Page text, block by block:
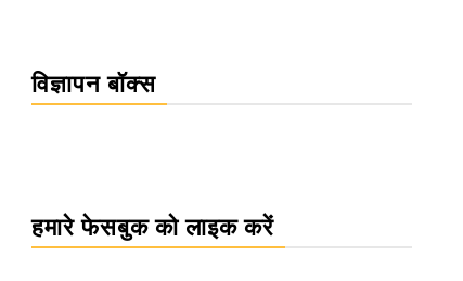
विज्ञापन बॉक्स
हमारे फेसबुक को लाइक करें